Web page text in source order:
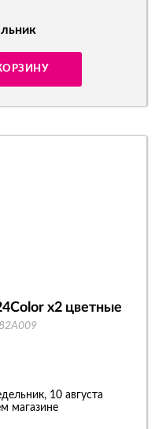
x2 цветные
10 августа
магазине